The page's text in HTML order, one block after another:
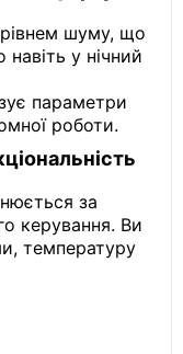
шуму, що
у нічний
параметри
роботи.
за
керування. Ви
температуру